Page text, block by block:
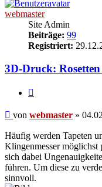
webmaster
Site Admin
Beiträge: 99
Registriert:
3D-Druck:
Beitrag
von webmaster »
Häufig werden Tapeten
Klingenmesser möglichst
sich dabei
führen. Um diese zu
sinnvoll.